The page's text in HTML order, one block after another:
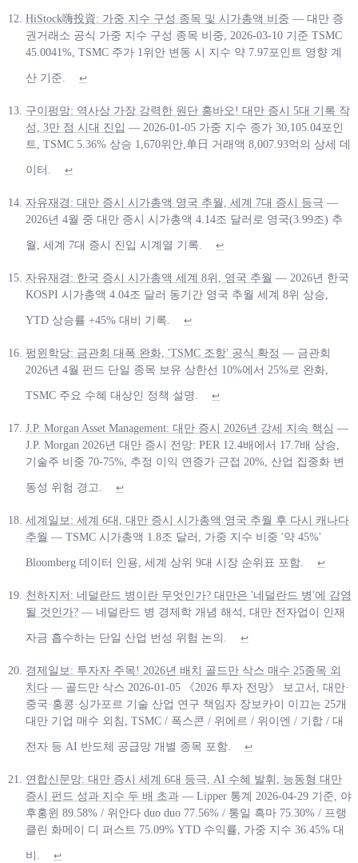
HiStock嗨投資: 가중 지수 구성 종목 및 시가총액 비중 — 대만 증
권거래소 공식 가중 지수 구성 종목 비중, 2026-03-10 기준 TSMC
45.0041%, TSMC 주가 1위안 변동 시 지수 약 7.97포인트 영향 계
산 기준. ↩
구이펑망: 역사상 가장 강력한 원단 홍바오! 대만 증시 5대 기록 작
성, 3만 점 시대 진입 — 2026-01-05 가중 지수 종가 30,105.04포인
트, TSMC 5.36% 상승 1,670위안,单日 거래액 8,007.93억의 상세 데
이터. ↩
자유재경: 대만 증시 시가총액 영국 추월, 세계 7대 증시 등극 —
2026년 4월 중 대만 증시 시가총액 4.14조 달러로 영국(3.99조) 추
월, 세계 7대 증시 진입 시계열 기록. ↩
자유재경: 한국 증시 시가총액 세계 8위, 영국 추월 — 2026년 한국
KOSPI 시가총액 4.04조 달러 동기간 영국 추월 세계 8위 상승,
YTD 상승률 +45% 대비 기록. ↩
펑윈학당: 금관회 대폭 완화, 'TSMC 조항' 공식 확정 — 금관회
2026년 4월 펀드 단일 종목 보유 상한선 10%에서 25%로 완화,
TSMC 주요 수혜 대상인 정책 설명. ↩
J.P. Morgan Asset Management: 대만 증시 2026년 강세 지속 핵심 —
J.P. Morgan 2026년 대만 증시 전망: PER 12.4배에서 17.7배 상승,
기술주 비중 70-75%, 추정 이익 연증가 근접 20%, 산업 집중화 변
동성 위험 경고. ↩
세계일보: 세계 6대, 대만 증시 시가총액 영국 추월 후 다시 캐나다
추월 — TSMC 시가총액 1.8조 달러, 가중 지수 비중 '약 45%'
Bloomberg 데이터 인용, 세계 상위 9대 시장 순위표 포함. ↩
천하지저: 네덜란드 병이란 무엇인가? 대만은 '네덜란드 병'에 감염
될 것인가? — 네덜란드 병 경제학 개념 해석, 대만 전자업이 인재
자금 흡수하는 단일 산업 번성 위험 논의. ↩
경제일보: 투자자 주목! 2026년 배치 골드만 삭스 매수 25종목 외
치다 — 골드만 삭스 2026-01-05 《2026 투자 전망》 보고서, 대만·
중국·홍콩·싱가포르 기술 산업 연구 책임자 장보카이 이끄는 25개
대만 기업 매수 외침, TSMC / 폭스콘 / 위에르 / 위이엔 / 기합 / 대
전자 등 AI 반도체 공급망 개별 종목 포함. ↩
연합신문망: 대만 증시 세계 6대 등극, AI 수혜 발휘, 능동형 대만
증시 펀드 성과 지수 두 배 초과 — Lipper 통계 2026-04-29 기준, 야
후홍윈 89.58% / 위안다 duo duo 77.56% / 통일 흑마 75.30% / 프랭
클린 화메이 디 퍼스트 75.09% YTD 수익률, 가중 지수 36.45% 대
비. ↩